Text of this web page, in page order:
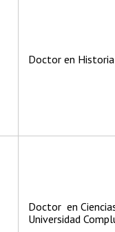
Doctor en Historia
Doctor en
Universidad